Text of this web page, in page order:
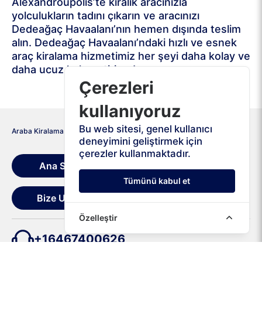
yolculukların tadını çıkarın ve aracınızı
Dedeağaç Havaalanı’nın hemen dışında teslim
alın. Dedeağaç Havaalanı’ndaki hızlı ve esnek
araç kiralama hizmetimiz her şeyi daha kolay ve
daha ucuz hale getiriyor!
Araba Kiralama Yunanistan Dedeağaç
Ana Sayfa
Bize Ulaşın
+16467400626
Çerezleri
kullanıyoruz
Bu web sitesi, genel kullanıcı
deneyimini geliştirmek için
çerezler kullanmaktadır.
Tümünü kabul et
Özelleştir